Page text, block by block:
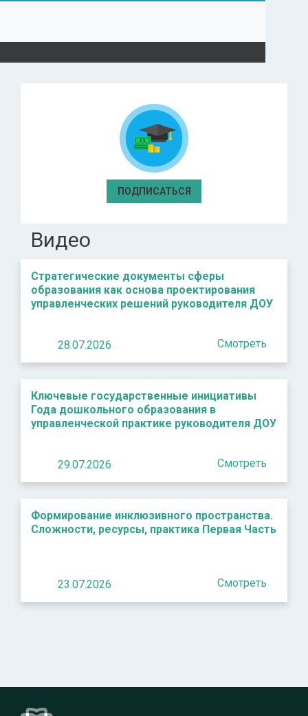
ПОДПИСАТЬСЯ
Видео
Стратегические документы сферы
образования как основа проектирования
управленческих решений руководителя ДОУ
28.07.2026 Смотреть
Ключевые государственные инициативы
Года дошкольного образования в
управленческой практике руководителя ДОУ
29.07.2026 Смотреть
Формирование инклюзивного пространства.
Сложности, ресурсы, практика Первая Часть
23.07.2026 Смотреть